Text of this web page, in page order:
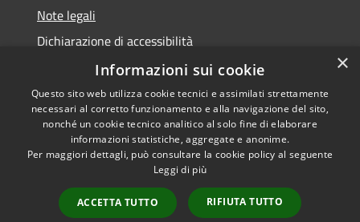
Note legali
Dichiarazione di accessibilità
Accessibilità
Privacy
Mappa del sito
Copyright © 2026 • Comune di
Teramo • Powered by
Municipium• Accesso
×
Informazioni sui cookie
Questo sito web utilizza cookie tecnici e assimilati strettamente
necessari al corretto funzionamento e alla navigazione del sito,
nonché un cookie tecnico analitico al solo fine di elaborare
informazioni statistiche, aggregate e anonime.
Per maggiori dettagli, può consultare la cookie policy al seguente
Leggi di più
ACCETTA TUTTO RIFIUTA TUTTO